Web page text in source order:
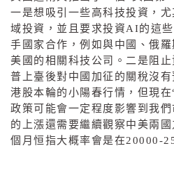
一是想吸引一些高科技投資，
域投資，並且要求投資AI的這
手國家合作，例如與中國、俄
美國的相關科技公司。二是阻
普上臺後對中國加征的關稅沒
港股本輪的小陽春行情，但現
政策可能會一定程度影響到我
的上漲還需要繼續觀察中美兩
個月恒指大概率會是在20000-